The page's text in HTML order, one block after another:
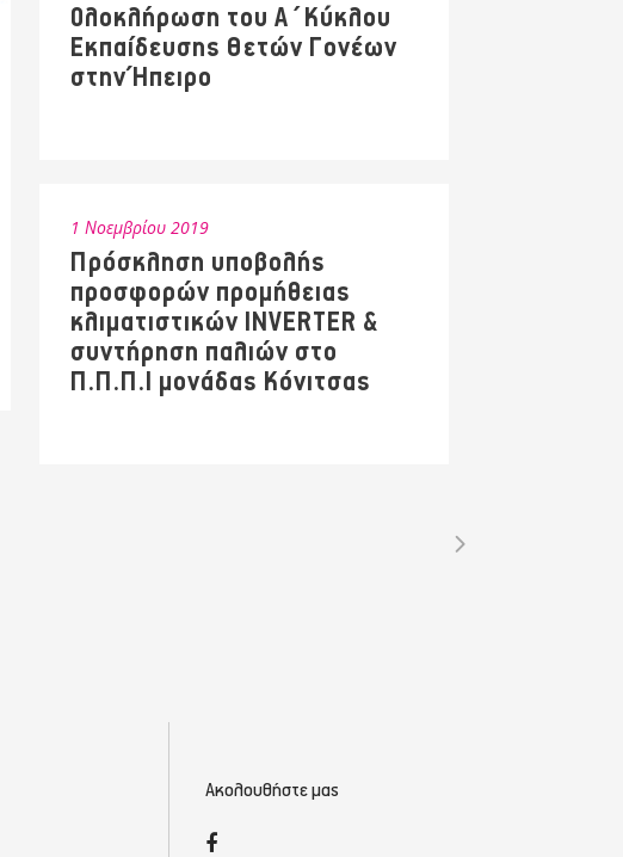
Ολοκλήρωση του Α΄Κύκλου
Εκπαίδευσης Θετών Γονέων
στην Ήπειρο
1 Νοεμβρίου 2019
Πρόσκληση υποβολής
προσφορών προμήθειας
κλιματιστικών INVERTER &
συντήρηση παλιών στο
Π.Π.Π.Ι μονάδας Κόνιτσας
Ακολουθήστε μας